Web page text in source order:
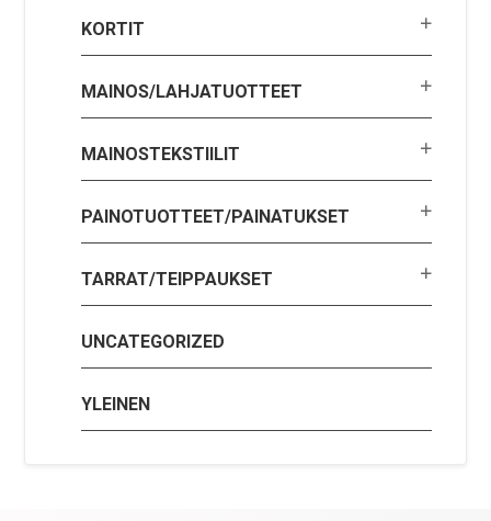
KORTIT
MAINOS/LAHJATUOTTEET
MAINOSTEKSTIILIT
PAINOTUOTTEET/PAINATUKSET
TARRAT/TEIPPAUKSET
UNCATEGORIZED
YLEINEN